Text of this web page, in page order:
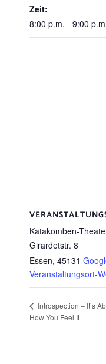
Zeit:
8:00 p.m. - 9:00
Katakomben-
Girardetstr. 8
Essen, 45131
Veranstaltungsort-
Introspection – It’s
How You Feel It